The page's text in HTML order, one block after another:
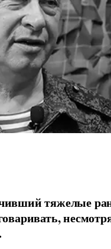
тяжелые